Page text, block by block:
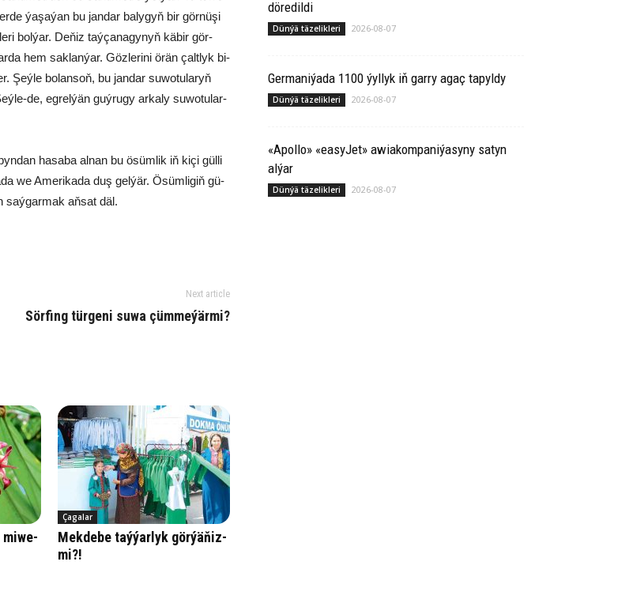
ýa­şa­ýan bu jan­dar ba­ly­gyň bir gör­nü­şi
bol­ýar. De­ňiz taý­ça­na­gy­nyň kä­bir gör­
hem sak­lan­ýar. Göz­le­ri­ni örän çalt­lyk bi­
Şeý­le bo­lan­soň, bu jan­dar su­wo­tu­la­ryň
de, eg­rel­ýän guý­ru­gy ar­ka­ly su­wo­tu­lar­
ha­sa­ba al­nan bu ösüm­lik iň ki­çi gül­li
we Ame­ri­ka­da duş gel­ýär. Ösüm­li­giň gü­
saý­gar­mak aň­sat däl.
Next article
Sörfing türgeni suwa çümmeýärmi?
mi­we­
Çagalar
Mek­de­be taý­ýar­lyk gör­ýä­ňiz­
mi?!
döredildi
Dünýä täzelikleri 2026-08-07
Germaniýada 1100 ýyllyk iň garry agaç tapyldy
Dünýä täzelikleri 2026-08-07
«Apollo» «easyJet» awiakompaniýasyny satyn
alýar
Dünýä täzelikleri 2026-08-07